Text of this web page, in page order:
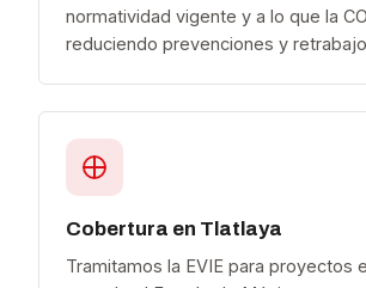
normatividad vigente y a lo que la
reduciendo prevenciones y
Cobertura en Tlatlaya
Tramitamos la EVIE para proyectos